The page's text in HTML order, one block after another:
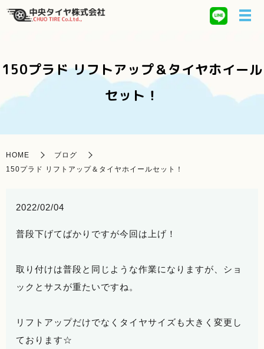
150プラド リフトアップ＆タイヤホイール
セット！
HOME
ブログ
150プラド リフトアップ＆タイヤホイールセット！
2022/02/04
普段下げてばかりですが今回は上げ！
取り付けは普段と同じような作業になりますが、ショ
ックとサスが重たいですね。
リフトアップだけでなくタイヤサイズも大きく変更し
ております☆